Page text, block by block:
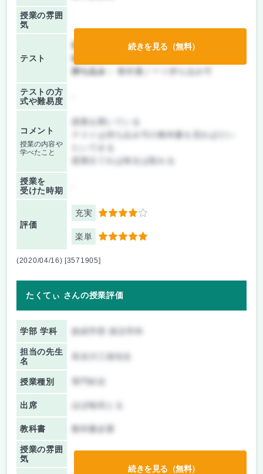
授業の雰囲
気
テスト
前期/中間：
テストのみ
後期/期末：
持ち込み：
教科書ノート持ち込み可
テストの方
式や難易度
コメント
授業の内容や
学べたこと
テストは持ち込み可の教科書を見ればだい
授業を
受けた時期
評価
充実 4
楽単 5
続きを見る（無料）
(2020/04/16) [3571905]
たくてぃ さんの授業評価
学部 学科 政経学部 政治学科
担当の先生
名
授業種別
出席 ほぼ毎回とる
教科書 教科書必要
授業の雰囲
気
続きを見る（無料）